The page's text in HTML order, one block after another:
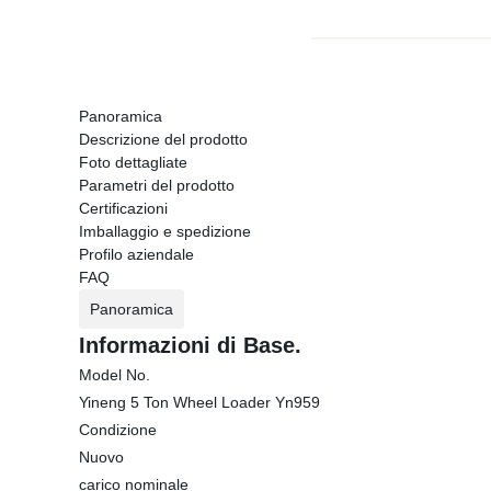
Panoramica
Descrizione del prodotto
Foto dettagliate
Parametri del prodotto
Certificazioni
Imballaggio e spedizione
Profilo aziendale
FAQ
Panoramica
Informazioni di Base.
Model No.
Yineng 5 Ton Wheel Loader Yn959
Condizione
Nuovo
carico nominale